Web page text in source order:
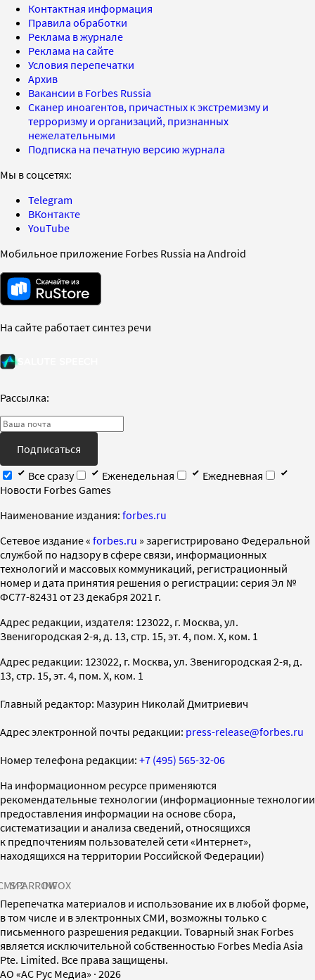
Контактная информация
Правила обработки
Реклама в журнале
Реклама на сайте
Условия перепечатки
Архив
Вакансии в Forbes Russia
Сканер иноагентов, причастных к экстремизму и
терроризму и организаций, признанных
нежелательными
Подписка на печатную версию журнала
Мы в соцсетях:
Telegram
ВКонтакте
YouTube
Мобильное приложение Forbes Russia на Android
На сайте работает синтез речи
Рассылка:
Подписаться
Все сразу
Еженедельная
Ежедневная
Новости Forbes Games
Наименование издания: forbes.ru
Cетевое издание « forbes.ru » зарегистрировано Федеральной
службой по надзору в сфере связи, информационных
технологий и массовых коммуникаций, регистрационный
номер и дата принятия решения о регистрации: серия Эл №
ФС77-82431 от 23 декабря 2021 г.
Адрес редакции, издателя: 123022, г. Москва, ул.
Звенигородская 2-я, д. 13, стр. 15, эт. 4, пом. X, ком. 1
Адрес редакции: 123022, г. Москва, ул. Звенигородская 2-я, д.
13, стр. 15, эт. 4, пом. X, ком. 1
Главный редактор: Мазурин Николай Дмитриевич
Адрес электронной почты редакции: press-release@forbes.ru
Номер телефона редакции: +7 (495) 565-32-06
На информационном ресурсе применяются
рекомендательные технологии (информационные технологии
предоставления информации на основе сбора,
систематизации и анализа сведений, относящихся
к предпочтениям пользователей сети «Интернет»,
находящихся на территории Российской Федерации)
SPARROWINFOX
Перепечатка материалов и использование их в любой форме,
в том числе и в электронных СМИ, возможны только с
письменного разрешения редакции. Товарный знак Forbes
является исключительной собственностью Forbes Media Asia
Pte. Limited. Все права защищены.
AO «АС Рус Медиа» · 2026